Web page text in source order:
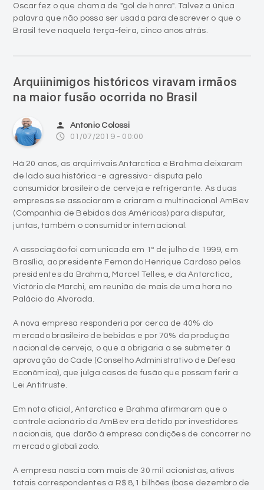
Oscar fez o que chama de "gol de honra". Talvez a única
palavra que não possa ser usada para descrever o que o
Brasil teve naquela terça-feira, cinco anos atrás.
Arquiinimigos históricos viravam irmãos
na maior fusão ocorrida no Brasil
person Antonio Colossi
access_time 01/07/2019 - 00:00
Há 20 anos, as arquirrivais Antarctica e Brahma deixaram
de lado sua histórica -e agressiva- disputa pelo
consumidor brasileiro de cerveja e refrigerante. As duas
empresas se associaram e criaram a multinacional AmBev
(Companhia de Bebidas das Américas) para disputar,
juntas, também o consumidor internacional.
A associação foi comunicada em 1º de julho de 1999, em
Brasília, ao presidente Fernando Henrique Cardoso pelos
presidentes da Brahma, Marcel Telles, e da Antarctica,
Victório de Marchi, em reunião de mais de uma hora no
Palácio da Alvorada.
A nova empresa responderia por cerca de 40% do
mercado brasileiro de bebidas e por 70% da produção
nacional de cerveja, o que a obrigaria a se submeter à
aprovação do Cade (Conselho Administrativo de Defesa
Econômica), que julga casos de fusão que possam ferir a
Lei Antitruste.
Em nota oficial, Antarctica e Brahma afirmaram que o
controle acionário da AmBev era detido por investidores
nacionais, que darão à empresa condições de concorrer no
mercado globalizado.
A empresa nascia com mais de 30 mil acionistas, ativos
totais correspondentes a R$ 8,1 bilhões (base dezembro de